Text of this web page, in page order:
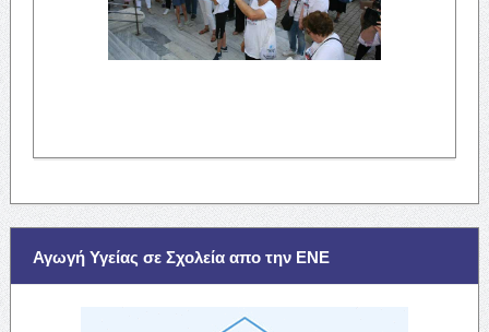
Αγωγή Υγείας σε Σχολεία απο την ΕΝΕ